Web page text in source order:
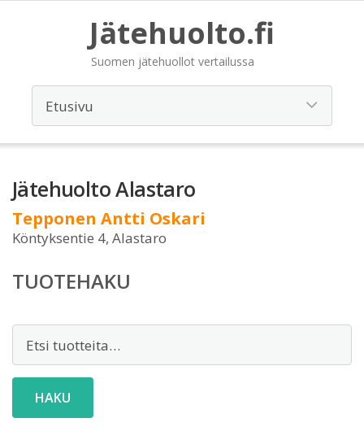
Jätehuolto.fi
Suomen jätehuollot vertailussa
Jätehuolto Alastaro
Tepponen Antti Oskari
Köntyksentie 4, Alastaro
TUOTEHAKU
HAKU